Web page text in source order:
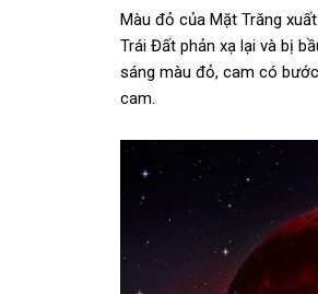
Màu đỏ của Mặt Trăng
Trái Đất phản xạ lại và bị
sáng màu đỏ, cam có
cam.